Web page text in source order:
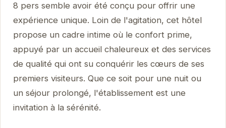
8 pers semble avoir été conçu pour offrir une
expérience unique. Loin de l'agitation, cet hôtel
propose un cadre intime où le confort prime,
appuyé par un accueil chaleureux et des services
de qualité qui ont su conquérir les cœurs de ses
premiers visiteurs. Que ce soit pour une nuit ou
un séjour prolongé, l'établissement est une
invitation à la sérénité.